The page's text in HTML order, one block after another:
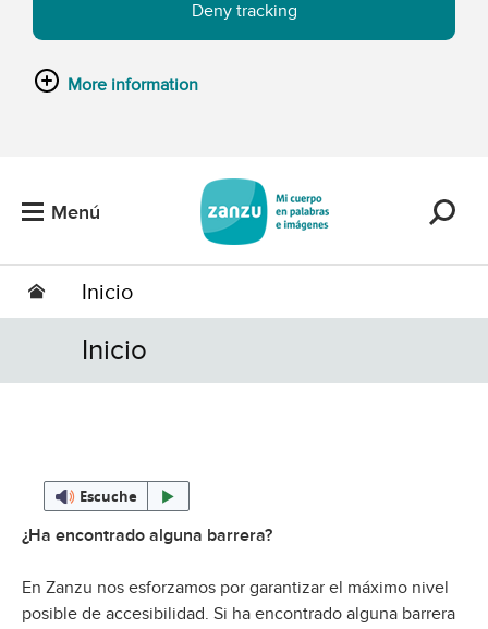
Deny tracking
More information
Menú
Inicio
Inicio
Escuche
¿Ha encontrado alguna barrera?
En Zanzu nos esforzamos por garantizar el máximo nivel
posible de accesibilidad. Si ha encontrado alguna barrera